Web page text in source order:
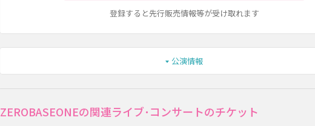
登録すると先行販売情報等が受け取れます
公演情報
ZEROBASEONEの関連ライブ･コンサートのチケット